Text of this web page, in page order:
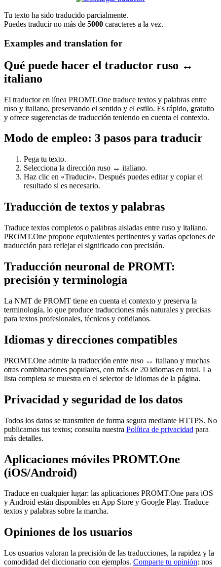
Tu texto ha sido traducido parcialmente.
Puedes traducir no más de 5000 caracteres a la vez.
Examples and translation for
Qué puede hacer el traductor ruso ↔
italiano
El traductor en línea PROMT.One traduce textos y palabras entre
ruso y italiano, preservando el sentido y el estilo. Es rápido, gratuito
y ofrece sugerencias de traducción teniendo en cuenta el contexto.
Modo de empleo: 3 pasos para traducir
Pega tu texto.
Selecciona la dirección ruso ↔ italiano.
Haz clic en «Traducir». Después puedes editar y copiar el
resultado si es necesario.
Traducción de textos y palabras
Traduce textos completos o palabras aisladas entre ruso y italiano.
PROMT.One propone equivalentes pertinentes y varias opciones de
traducción para reflejar el significado con precisión.
Traducción neuronal de PROMT:
precisión y terminología
La NMT de PROMT tiene en cuenta el contexto y preserva la
terminología, lo que produce traducciones más naturales y precisas
para textos profesionales, técnicos y cotidianos.
Idiomas y direcciones compatibles
PROMT.One admite la traducción entre ruso ↔ italiano y muchas
otras combinaciones populares, con más de 20 idiomas en total. La
lista completa se muestra en el selector de idiomas de la página.
Privacidad y seguridad de los datos
Todos los datos se transmiten de forma segura mediante HTTPS. No
publicamos tus textos; consulta nuestra Política de privacidad para
más detalles.
Aplicaciones móviles PROMT.One
(iOS/Android)
Traduce en cualquier lugar: las aplicaciones PROMT.One para iOS
y Android están disponibles en App Store y Google Play. Traduce
textos y palabras sobre la marcha.
Opiniones de los usuarios
Los usuarios valoran la precisión de las traducciones, la rapidez y la
comodidad del diccionario con ejemplos. Comparte tu opinión: nos